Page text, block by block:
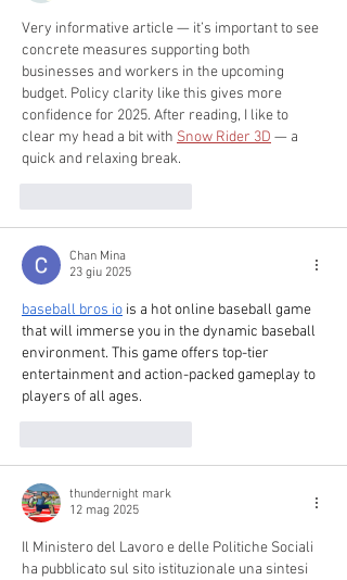
Very informative article — it’s important to see
concrete measures supporting both
businesses and workers in the upcoming
budget. Policy clarity like this gives more
confidence for 2025. After reading, I like to
clear my head a bit with Snow Rider 3D — a
quick and relaxing break.
Chan Mina
23 giu 2025
baseball bros io is a hot online baseball game
that will immerse you in the dynamic baseball
environment. This game offers top-tier
entertainment and action-packed gameplay to
players of all ages.
thundernight mark
12 mag 2025
Il Ministero del Lavoro e delle Politiche Sociali
ha pubblicato sul sito istituzionale una sintesi